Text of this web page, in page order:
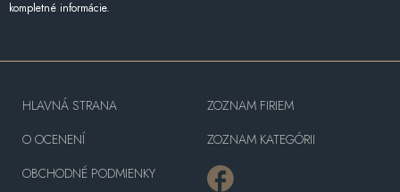
kompletné informácie.
HLAVNÁ STRANA
O OCENENÍ
OBCHODNÉ PODMIENKY
ZOZNAM FIRIEM
ZOZNAM KATEGÓRII